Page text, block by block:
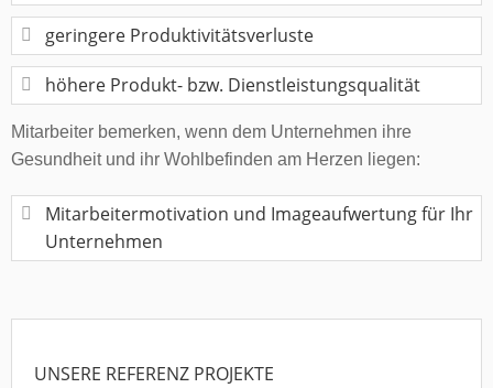
geringere Produktivitätsverluste
höhere Produkt- bzw. Dienstleistungsqualität
Mitarbeiter bemerken, wenn dem Unternehmen ihre
Gesundheit und ihr Wohlbefinden am Herzen liegen:
Mitarbeitermotivation und Imageaufwertung für Ihr
Unternehmen
UNSERE REFERENZ PROJEKTE